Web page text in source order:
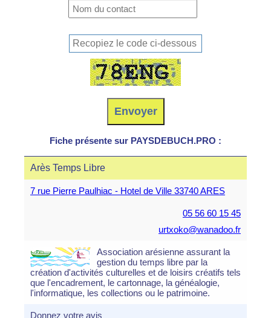
Fiche présente sur PAYSDEBUCH.PRO :
Arès Temps Libre
7 rue Pierre Paulhiac - Hotel de Ville 33740 ARES
05 56 60 15 45
urtxoko@wanadoo.fr
Association arésienne assurant la
gestion du temps libre par la
création d'activités culturelles et de loisirs créatifs tels
que l'encadrement, le cartonnage, la généalogie,
l'informatique, les collections ou le patrimoine.
Donnez votre avis